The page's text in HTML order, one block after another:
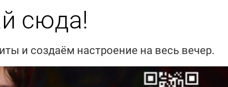
сюда!
и создаём настроение на весь вечер.